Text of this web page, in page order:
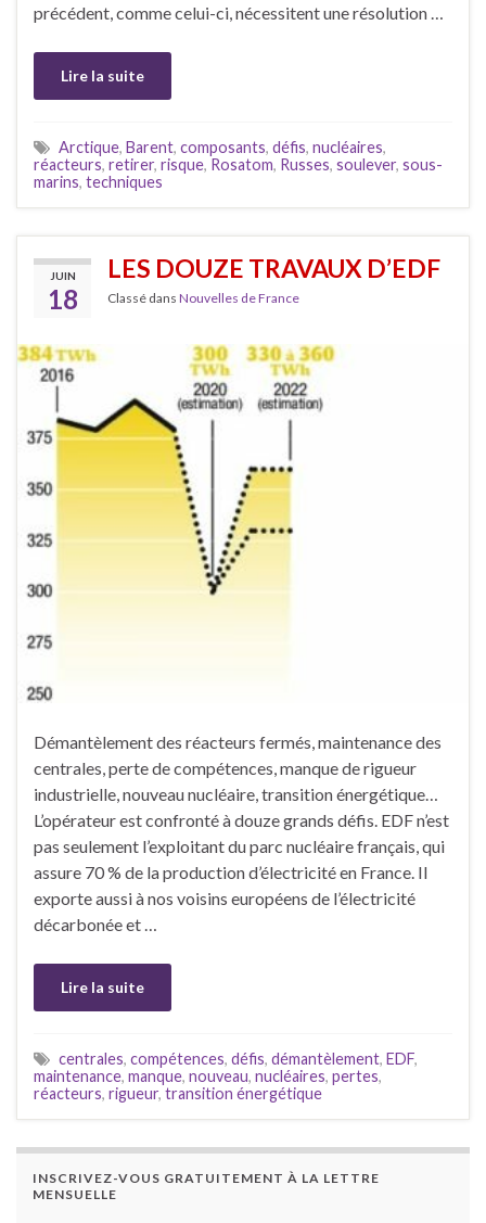
précédent, comme celui-ci, nécessitent une résolution …
Lire la suite
Arctique, Barent, composants, défis, nucléaires,
réacteurs, retirer, risque, Rosatom, Russes, soulever, sous-
marins, techniques
JUIN
18
LES DOUZE TRAVAUX D’EDF
Classé dans Nouvelles de France
Démantèlement des réacteurs fermés, maintenance des
centrales, perte de compétences, manque de rigueur
industrielle, nouveau nucléaire, transition énergétique…
L’opérateur est confronté à douze grands défis. EDF n’est
pas seulement l’exploitant du parc nucléaire français, qui
assure 70 % de la production d’électricité en France. Il
exporte aussi à nos voisins européens de l’électricité
décarbonée et …
Lire la suite
centrales, compétences, défis, démantèlement, EDF,
maintenance, manque, nouveau, nucléaires, pertes,
réacteurs, rigueur, transition énergétique
INSCRIVEZ-VOUS GRATUITEMENT À LA LETTRE
MENSUELLE